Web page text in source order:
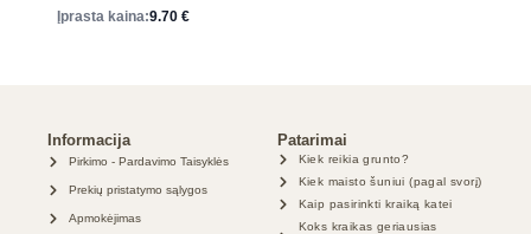
Įprasta kaina:9.70 €
Informacija
Pirkimo - Pardavimo Taisyklės
Prekių pristatymo sąlygos
Apmokėjimas
Patarimai
Kiek reikia grunto?
Kiek maisto šuniui (pagal svorį)
Kaip pasirinkti kraiką katei
Koks kraikas geriausias